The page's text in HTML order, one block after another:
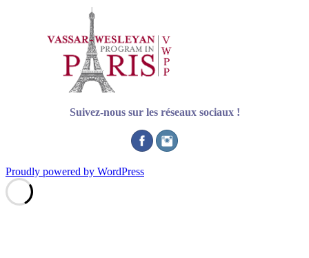
Suivez-nous sur les réseaux sociaux !
Proudly powered by WordPress